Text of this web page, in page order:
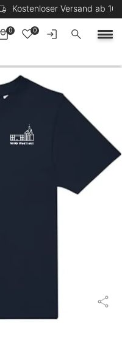
Kostenloser Versand ab
0 0